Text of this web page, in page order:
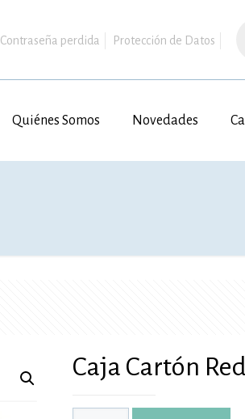
Contraseña perdida Protección de Datos
Quiénes Somos Novedades
Caja Cartón